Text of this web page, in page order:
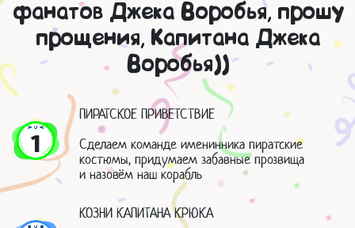
фанатов Джека Воробья, прошу
прощения, Капитана Джека
Воробья))
1
ПИРАТСКОЕ ПРИВЕТСТВИЕ
Сделаем команде именинника пиратские
костюмы, придумаем забавные прозвища
и назовём наш корабль
КОЗНИ КАПИТАНА КРЮКА